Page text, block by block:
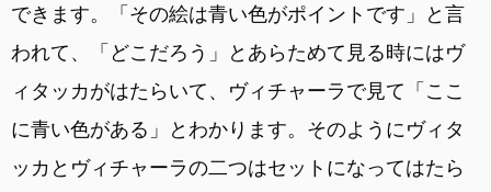
できます。「その絵は青い色がポイントです」と言
われて、「どこだろう」とあらためて見る時にはヴ
ィタッカがはたらいて、ヴィチャーラで見て「ここ
に青い色がある」とわかります。そのようにヴィタ
ッカとヴィチャーラの二つはセットになってはたら